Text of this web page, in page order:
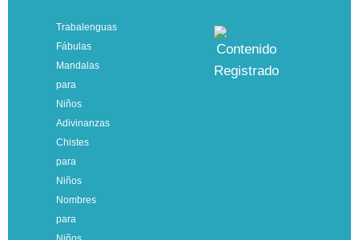
Trabalenguas
Fábulas
Mandalas
para
Niños
Adivinanzas
Chistes
para
Niños
Nombres
para